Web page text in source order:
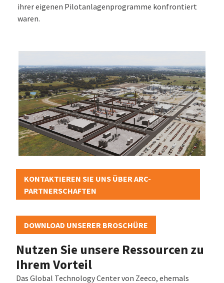
ihrer eigenen Pilotanlagenprogramme konfrontiert
waren.
KONTAKTIEREN SIE UNS ÜBER ARC-
PARTNERSCHAFTEN
DOWNLOAD UNSERER BROSCHÜRE
Nutzen Sie unsere Ressourcen zu
Ihrem Vorteil
Das Global Technology Center von Zeeco, ehemals